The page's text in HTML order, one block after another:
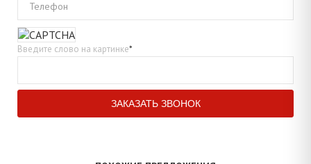
Телефон
Введите слово на картинке*